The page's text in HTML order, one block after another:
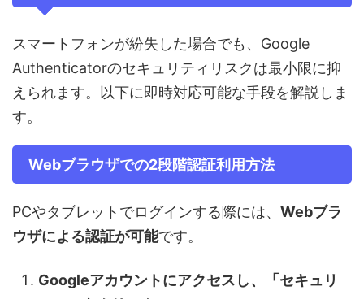
スマートフォンが紛失した場合でも、Google
Authenticatorのセキュリティリスクは最小限に抑
えられます。以下に即時対応可能な手段を解説しま
す。
Webブラウザでの2段階認証利用方法
PCやタブレットでログインする際には、 Webブラ
ウザによる認証が可能です。
Googleアカウントにアクセスし、「セキュリ